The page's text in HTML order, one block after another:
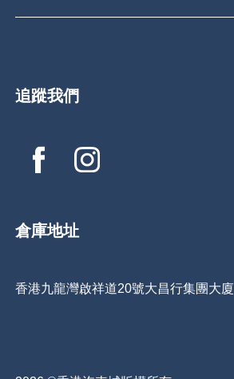
追蹤我們
倉庫地址
香港九龍灣啟祥道20號大昌行集團大廈